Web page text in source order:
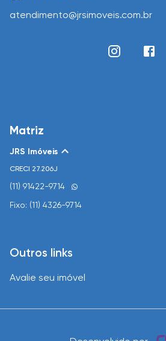
atendimento@jrsimoveis.com.br
Matriz
JRS Imóveis
CRECI 27.206J
(11) 91422-9714
Fixo: (11) 4326-9714
Outros links
Avalie seu imóvel